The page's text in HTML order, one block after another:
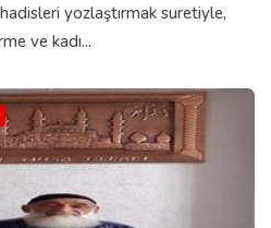
yozlaştırmak suretiyle,
ve kadı...